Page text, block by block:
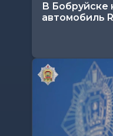
В Бобруйске
автомобиль